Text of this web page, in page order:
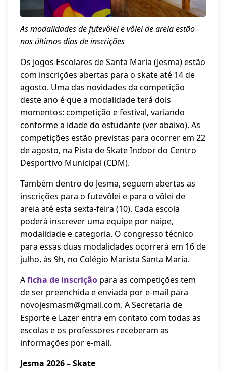
As modalidades de futevôlei e vôlei de areia estão
nos últimos dias de inscrições
Os Jogos Escolares de Santa Maria (Jesma) estão
com inscrições abertas para o skate até 14 de
agosto. Uma das novidades da competição
deste ano é que a modalidade terá dois
momentos: competição e festival, variando
conforme a idade do estudante (ver abaixo). As
competições estão previstas para ocorrer em 22
de agosto, na Pista de Skate Indoor do Centro
Desportivo Municipal (CDM).
Também dentro do Jesma, seguem abertas as
inscrições para o futevôlei e para o vôlei de
areia até esta sexta-feira (10). Cada escola
poderá inscrever uma equipe por naipe,
modalidade e categoria. O congresso técnico
para essas duas modalidades ocorrerá em 16 de
julho, às 9h, no Colégio Marista Santa Maria.
Aficha de inscrição para as competições tem
de ser preenchida e enviada por e-mail para
novojesmasm@gmail.com. A Secretaria de
Esporte e Lazer entra em contato com todas as
escolas e os professores receberam as
informações por e-mail.
Jesma 2026 – Skate